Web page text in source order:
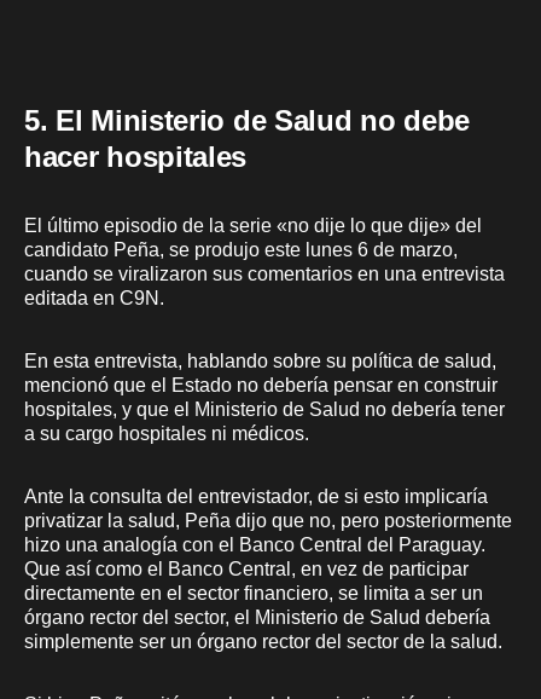
5. El Ministerio de Salud no debe
hacer hospitales
El último episodio de la serie «no dije lo que dije» del
candidato Peña, se produjo este lunes 6 de marzo,
cuando se viralizaron sus comentarios en una entrevista
editada en C9N.
En esta entrevista, hablando sobre su política de salud,
mencionó que el Estado no debería pensar en construir
hospitales, y que el Ministerio de Salud no debería tener
a su cargo hospitales ni médicos.
Ante la consulta del entrevistador, de si esto implicaría
privatizar la salud, Peña dijo que no, pero posteriormente
hizo una analogía con el Banco Central del Paraguay.
Que así como el Banco Central, en vez de participar
directamente en el sector financiero, se limita a ser un
órgano rector del sector, el Ministerio de Salud debería
simplemente ser un órgano rector del sector de la salud.